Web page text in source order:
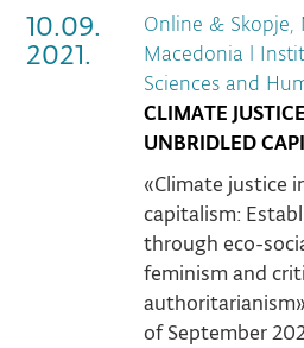
10.09.
2021.
Online & Skopje,
Macedonia |
Sciences and
CLIMATE
UNBRIDLED
«Climate justice
capitalism:
through eco-
feminism and
of September